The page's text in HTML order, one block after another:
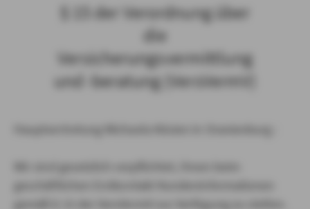
§ 15 der Verordnung über
die
Versicherungsvermittlung
und -beratung (VersVermV)